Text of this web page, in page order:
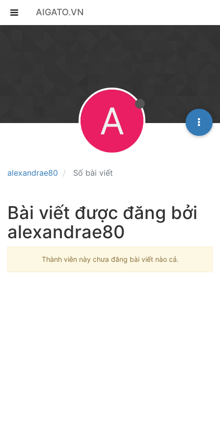
AIGATO.VN
alexandrae80 Số bài viết
A
Bài viết được đăng bởi
alexandrae80
Thành viên này chưa đăng bài viết nào cả.